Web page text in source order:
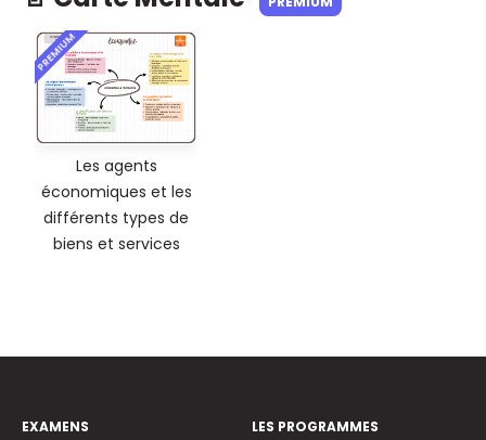
PREMIUM
Les agents
économiques et les
différents types de
biens et services
EXAMENS
LES PROGRAMMES